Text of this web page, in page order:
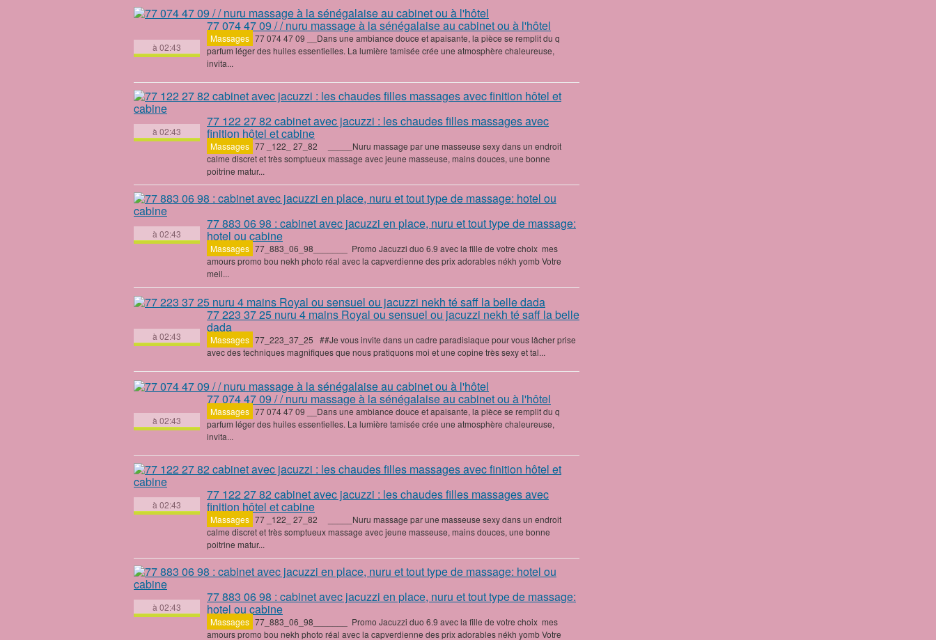
à 02:43
77 074 47 09 / / nuru massage à la sénégalaise au cabinet ou à l'hôtel
Massages 77 074 47 09 __Dans une ambiance douce et apaisante, la pièce se remplit du q
parfum léger des huiles essentielles. La lumière tamisée crée une atmosphère chaleureuse,
invita...
à 02:43
77 122 27 82cabinet avec jacuzzi : les chaudes filles massages avec
finition hôtel et cabine
Massages ‎77 _122_ 27_82 _____Nuru massage par une masseuse sexy dans un endroit
calme discret et très somptueux massage avec jeune masseuse, mains douces, une bonne
poitrine matur...
à 02:43
77 883 06 98 : cabinet avec jacuzzi en place, nuru et tout type de massage:
hotel ou cabine
Massages ‎77_883_06_98_______ ‎ ‎Promo Jacuzzi duo 6.9 avec la fille de votre choix mes
amours promo bou nekh photo réal avec la capverdienne des prix adorables nékh yomb Votre
meil...
à 02:43
77 223 37 25 nuru 4 mains Royal ou sensuel ou jacuzzi nekh té saff la belle
dada
Massages ‎77_223_37_25 ‎ ‎ ‎##Je vous invite dans un cadre paradisiaque pour vous lâcher prise
avec des techniques magnifiques que nous pratiquons moi et une copine très sexy et tal...
à 02:43
77 074 47 09 / / nuru massage à la sénégalaise au cabinet ou à l'hôtel
Massages 77 074 47 09 __Dans une ambiance douce et apaisante, la pièce se remplit du q
parfum léger des huiles essentielles. La lumière tamisée crée une atmosphère chaleureuse,
invita...
à 02:43
77 122 27 82cabinet avec jacuzzi : les chaudes filles massages avec
finition hôtel et cabine
Massages ‎77 _122_ 27_82 _____Nuru massage par une masseuse sexy dans un endroit
calme discret et très somptueux massage avec jeune masseuse, mains douces, une bonne
poitrine matur...
à 02:43
77 883 06 98 : cabinet avec jacuzzi en place, nuru et tout type de massage:
hotel ou cabine
Massages ‎77_883_06_98_______ ‎ ‎Promo Jacuzzi duo 6.9 avec la fille de votre choix mes
amours promo bou nekh photo réal avec la capverdienne des prix adorables nékh yomb Votre